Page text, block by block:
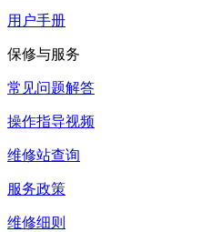
用户手册
保修与服务
常见问题解答
操作指导视频
维修站查询
服务政策
维修细则